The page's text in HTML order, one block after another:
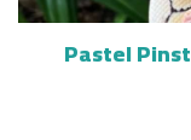
Pastel